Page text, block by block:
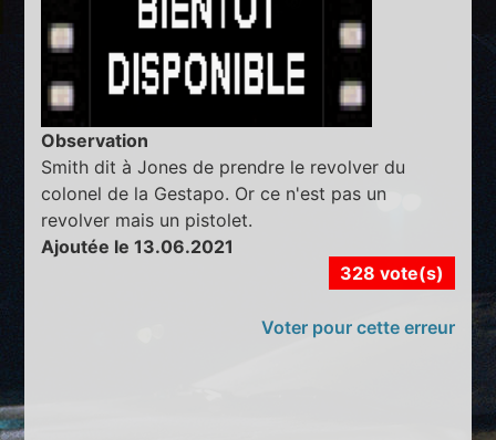
Observation
Smith dit à Jones de prendre le revolver du
colonel de la Gestapo. Or ce n'est pas un
revolver mais un pistolet.
Ajoutée le 13.06.2021
328 vote(s)
Voter pour cette erreur